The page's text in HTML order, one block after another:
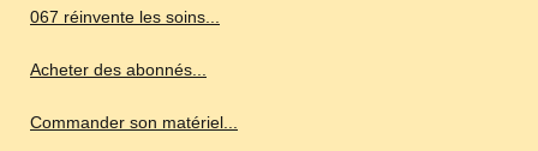
067 réinvente les soins...
Acheter des abonnés...
Commander son matériel...